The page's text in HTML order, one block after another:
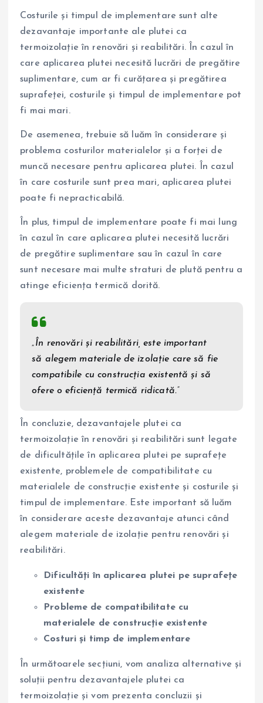
Costurile și timpul de implementare sunt alte
dezavantaje importante ale plutei ca
termoizolație în renovări și reabilitări. În cazul în
care aplicarea plutei necesită lucrări de pregătire
suplimentare, cum ar fi curățarea și pregătirea
suprafeței, costurile și timpul de implementare pot
fi mai mari.
De asemenea, trebuie să luăm în considerare și
problema costurilor materialelor și a forței de
muncă necesare pentru aplicarea plutei. În cazul
în care costurile sunt prea mari, aplicarea plutei
poate fi nepracticabilă.
În plus, timpul de implementare poate fi mai lung
în cazul în care aplicarea plutei necesită lucrări
de pregătire suplimentare sau în cazul în care
sunt necesare mai multe straturi de plută pentru a
atinge eficiența termică dorită.
„În renovări și reabilitări, este important
să alegem materiale de izolație care să fie
compatibile cu construcția existentă și să
ofere o eficiență termică ridicată.”
În concluzie, dezavantajele plutei ca
termoizolație în renovări și reabilitări sunt legate
de dificultățile în aplicarea plutei pe suprafețe
existente, problemele de compatibilitate cu
materialele de construcție existente și costurile și
timpul de implementare. Este important să luăm
în considerare aceste dezavantaje atunci când
alegem materiale de izolație pentru renovări și
reabilitări.
Dificultăți în aplicarea plutei pe suprafețe
existente
Probleme de compatibilitate cu
materialele de construcție existente
Costuri și timp de implementare
În următoarele secțiuni, vom analiza alternative și
soluții pentru dezavantajele plutei ca
termoizolație și vom prezenta concluzii și